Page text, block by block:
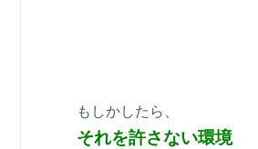
もしかしたら、
それを許さない環境